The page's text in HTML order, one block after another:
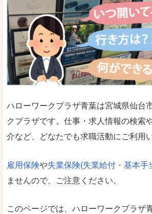
ハローワークプラザ青葉は宮城県仙台
クプラザです。仕事・求人情報の検索
介など、どなたでも求職活動にご利用
雇用保険や失業保険(失業給付・基本手
ませんので、ご注意ください。
このページでは、ハローワークプラザ